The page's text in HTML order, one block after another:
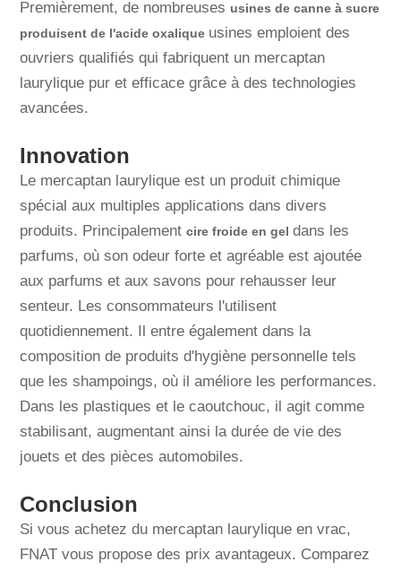
Premièrement, de nombreuses usines de canne à sucre
produisent de l'acide oxalique usines emploient des
ouvriers qualifiés qui fabriquent un mercaptan
laurylique pur et efficace grâce à des technologies
avancées.
Innovation
Le mercaptan laurylique est un produit chimique
spécial aux multiples applications dans divers
produits. Principalement cire froide en gel dans les
parfums, où son odeur forte et agréable est ajoutée
aux parfums et aux savons pour rehausser leur
senteur. Les consommateurs l'utilisent
quotidiennement. Il entre également dans la
composition de produits d'hygiène personnelle tels
que les shampoings, où il améliore les performances.
Dans les plastiques et le caoutchouc, il agit comme
stabilisant, augmentant ainsi la durée de vie des
jouets et des pièces automobiles.
Conclusion
Si vous achetez du mercaptan laurylique en vrac,
FNAT vous propose des prix avantageux. Comparez